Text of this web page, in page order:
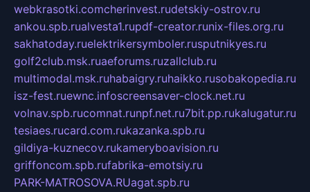
webkrasotki.comcherinvest.rudetskiy-ostrov.ru
ankou.spb.rualvesta1.rupdf-creator.runix-files.org.ru
sakhatoday.ruelektrikersymboler.rusputnikyes.ru
golf2club.msk.ruaeforums.ruzallclub.ru
multimodal.msk.ruhabaigry.ruhaikko.rusobakopedia.ru
isz-fest.ruewnc.infoscreensaver-clock.net.ru
volnav.spb.rucomnat.runpf.net.ru7bit.pp.rukalugatur.ru
tesiaes.rucard.com.rukazanka.spb.ru
gildiya-kuznecov.rukameryboavision.ru
griffoncom.spb.rufabrika-emotsiy.ru
PARK-MATROSOVA.RUagat.spb.ru